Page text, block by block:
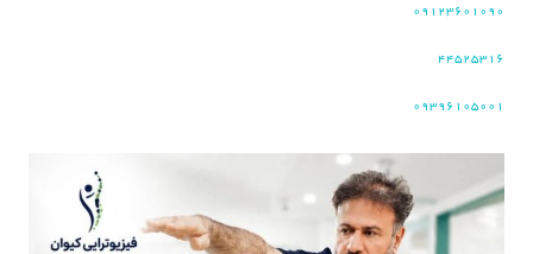
۰۹۱۲۳۶۰۱۰۹۰
۴۴۵۲۵۳۱۶
۰۹۳۹۶۱۰۵۰۰۱